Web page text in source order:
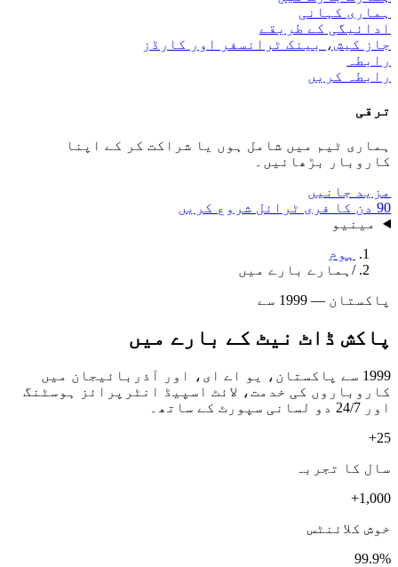
ہماری کہانی
ادائیگی کے طریقے
جاز کیش، بینک ٹرانسفر اور کارڈز
رابطہ
رابطہ کریں
ترقی
ہماری ٹیم میں شامل ہوں یا شراکت کر کے اپنا
کاروبار بڑھائیں۔
مزید جانیں
90 دن کا فری ٹرائل شروع کریں
مینیو
ہوم
/ ہمارے بارے میں
پاکستان — 1999 سے
پاکش ڈاٹ نیٹ کے بارے میں
1999 سے پاکستان، یو اے ای، اور آذربائیجان میں
کاروباروں کی خدمت، لائٹ اسپیڈ انٹرپرائز ہوسٹنگ
اور 24/7 دو لسانی سپورٹ کے ساتھ۔
25+
سال کا تجربہ
1,000+
خوش کلائنٹس
99.9%